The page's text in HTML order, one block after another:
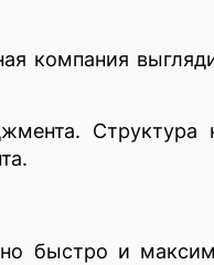
компания
быстро и